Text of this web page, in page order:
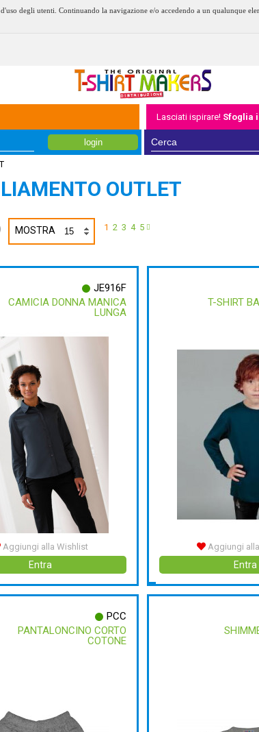
degli utenti. Continuando la navigazione e/o accedendo a un qualunque
Lasciati ispirare! Sfoglia
login
OUTLET
MOSTRA 1 2 3 4 5
JE916F
CAMICIA DONNA MANICA
LUNGA
Aggiungi alla Wishlist
Entra
T-SHIRT
Aggiungi
Entra
PCC
PANTALONCINO CORTO
COTONE